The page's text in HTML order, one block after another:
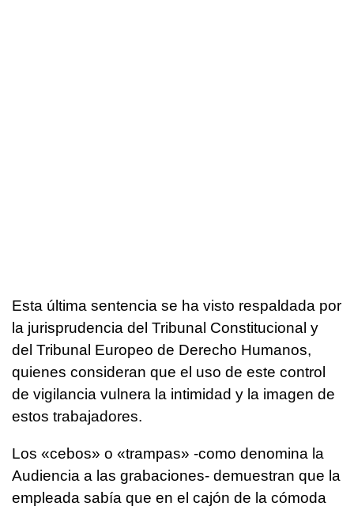
Esta última sentencia se ha visto respaldada por
la jurisprudencia del Tribunal Constitucional y
del Tribunal Europeo de Derecho Humanos,
quienes consideran que el uso de este control
de vigilancia vulnera la intimidad y la imagen de
estos trabajadores.
Los «cebos» o «trampas» -como denomina la
Audiencia a las grabaciones- demuestran que la
empleada sabía que en el cajón de la cómoda